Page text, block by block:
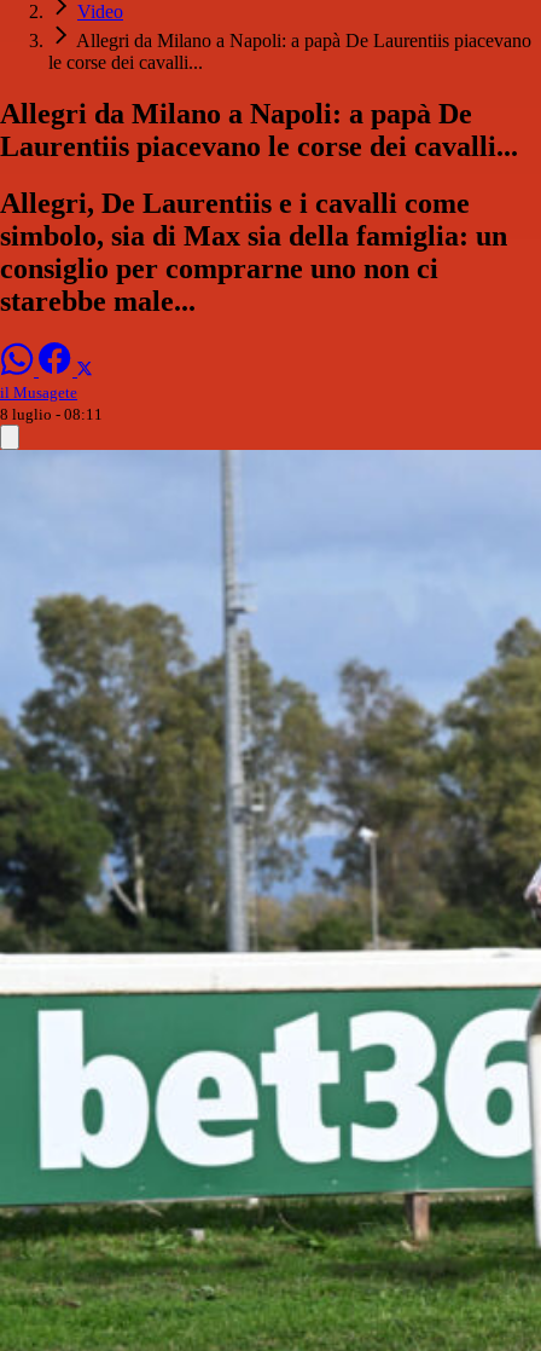
Video
Allegri da Milano a Napoli: a papà De Laurentiis piacevano
le corse dei cavalli...
Allegri da Milano a Napoli: a papà De
Laurentiis piacevano le corse dei cavalli...
Allegri, De Laurentiis e i cavalli come
simbolo, sia di Max sia della famiglia: un
consiglio per comprarne uno non ci
starebbe male...
il Musagete
8 luglio - 08:11